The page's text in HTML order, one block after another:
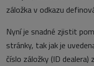
záložka v odkazu
Nyní je snadné zjistit
stránky, tak jak je
číslo záložky (ID